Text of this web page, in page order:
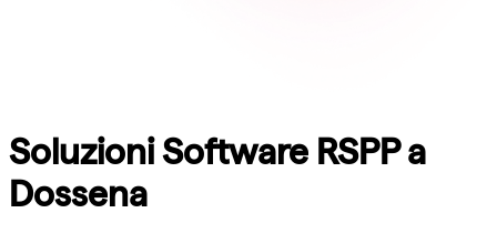
Soluzioni Software RSPP a
Dossena